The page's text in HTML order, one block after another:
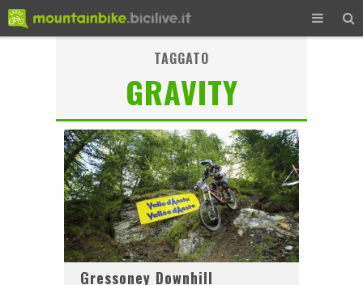
TAGGATO
GRAVITY
Gressoney Downhill